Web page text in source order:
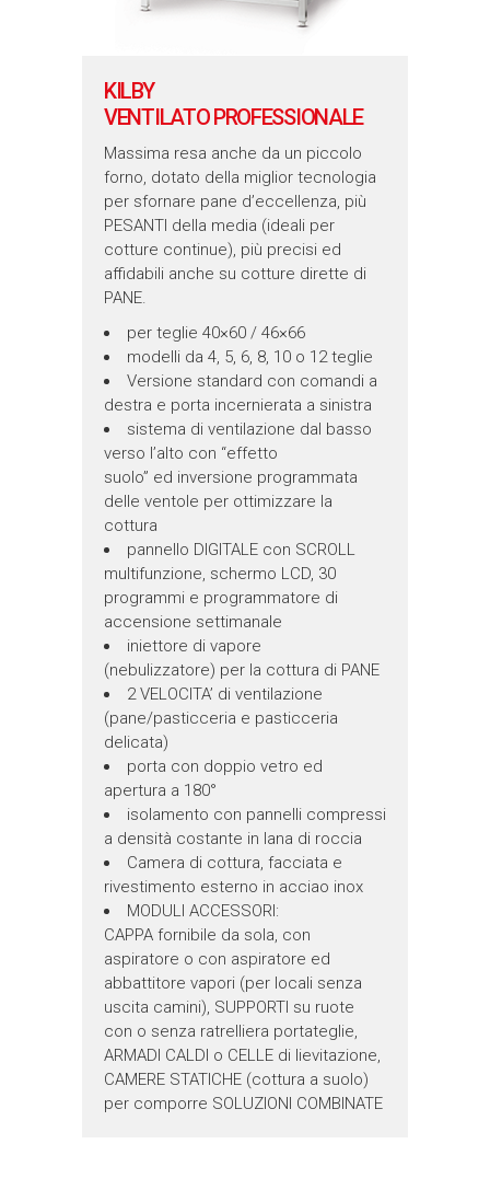
KILBY
VENTILATO PROFESSIONALE
Massima resa anche da un piccolo
forno, dotato della miglior tecnologia
per sfornare pane d’eccellenza, più
PESANTI della media (ideali per
cotture continue), più precisi ed
affidabili anche su cotture dirette di
PANE.
per teglie 40×60 / 46×66
modelli da 4, 5, 6, 8, 10 o 12 teglie
Versione standard con comandi a
destra e porta incernierata a sinistra
sistema di ventilazione dal basso
verso l’alto con “effetto
suolo” ed inversione programmata
delle ventole per ottimizzare la
cottura
pannello DIGITALE con SCROLL
multifunzione, schermo LCD, 30
programmi e programmatore di
accensione settimanale
iniettore di vapore
(nebulizzatore) per la cottura di PANE
2 VELOCITA’ di ventilazione
(pane/pasticceria e pasticceria
delicata)
porta con doppio vetro ed
apertura a 180°
isolamento con pannelli compressi
a densità costante in lana di roccia
Camera di cottura, facciata e
rivestimento esterno in acciao inox
MODULI ACCESSORI:
CAPPA fornibile da sola, con
aspiratore o con aspiratore ed
abbattitore vapori (per locali senza
uscita camini), SUPPORTI su ruote
con o senza ratrelliera portateglie,
ARMADI CALDI o CELLE di lievitazione,
CAMERE STATICHE (cottura a suolo)
per comporre SOLUZIONI COMBINATE